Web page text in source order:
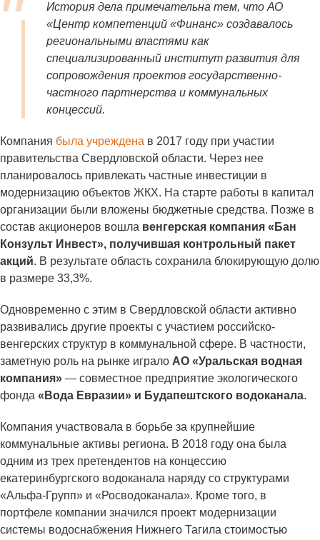
История дела примечательна тем, что АО
«Центр компетенций «Финанс» создавалось
региональными властями как
специализированный институт развития для
сопровождения проектов государственно-
частного партнерства и коммунальных
концессий.
Компания была учреждена в 2017 году при участии
правительства Свердловской области. Через нее
планировалось привлекать частные инвестиции в
модернизацию объектов ЖКХ. На старте работы в капитал
организации были вложены бюджетные средства. Позже в
состав акционеров вошла венгерская компания «Бан
Конзульт Инвест», получившая контрольный пакет
акций. В результате область сохранила блокирующую долю
в размере 33,3%.
Одновременно с этим в Свердловской области активно
развивались другие проекты с участием российско-
венгерских структур в коммунальной сфере. В частности,
заметную роль на рынке играло АО «Уральская водная
компания» — совместное предприятие экологического
фонда «Вода Евразии» и Будапештского водоканала.
Компания участвовала в борьбе за крупнейшие
коммунальные активы региона. В 2018 году она была
одним из трех претендентов на концессию
екатеринбургского водоканала наряду со структурами
«Альфа-Групп» и «Росводоканала». Кроме того, в
портфеле компании значился проект модернизации
системы водоснабжения Нижнего Тагила стоимостью